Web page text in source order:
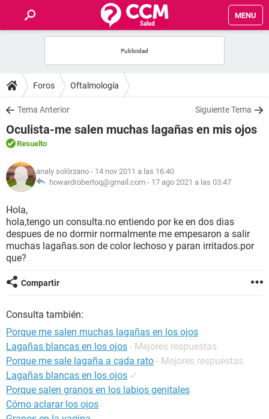
MENU
FOROS
SALUD
FAMILIA
NUTRICIÓN
SEXUALIDAD
GLOSARIO
Foros Oftalmología
Tema Anterior Siguiente Tema
Oculista-me salen muchas lagañas en mis ojos
Resuelto
analy solórzano - 14 nov 2011 a las 16:40
howardrobertoq@gmail.com - 17 ago 2021 a las 03:47
Hola,
hola,tengo un consulta.no entiendo por ke en dos dias
despues de no dormir normalmente me empesaron a salir
muchas lagañas.son de color lechoso y paran irritados.por
que?
Compartir
Consulta también:
Porque me salen muchas lagañas en los ojos
Lagañas blancas en los ojos - Mejores respuestas
Porque me sale lagaña a cada rato - Mejores respuestas
Lagañas blancas en los ojos ✓
Porque salen granos en los labios genitales
Cómo aclarar los ojos